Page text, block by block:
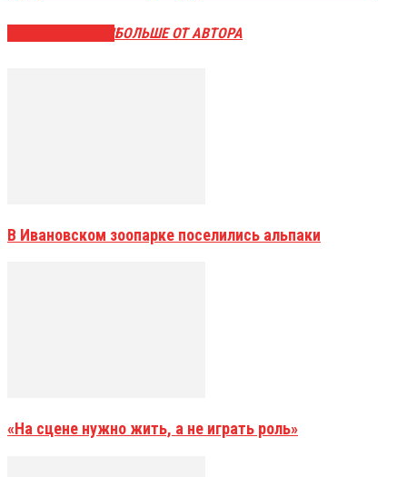
БОЛЬШЕ ОТ АВТОРА
В Ивановском зоопарке поселились альпаки
«На сцене нужно жить, а не играть роль»